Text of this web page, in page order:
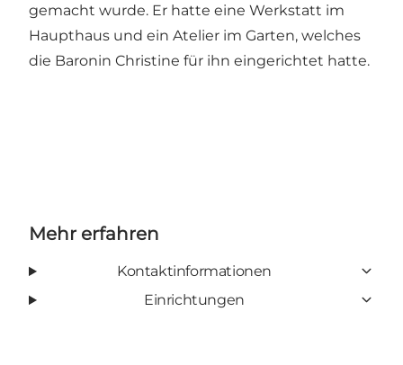
gemacht wurde. Er hatte eine Werkstatt im
Haupthaus und ein Atelier im Garten, welches
die Baronin Christine für ihn eingerichtet hatte.
Mehr erfahren
Kontaktinformationen
Einrichtungen